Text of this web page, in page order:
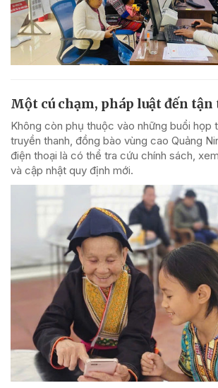
Một cú chạm, pháp luật đến tận
Không còn phụ thuộc vào những buổi họp
truyền thanh, đồng bào vùng cao Quảng
điện thoại là có thể tra cứu chính sách,
và cập nhật quy định mới.